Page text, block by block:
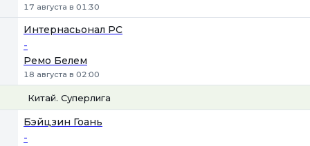
17 августа в 01:30
Интернасьонал РС
-
Ремо Белем
18 августа в 02:00
Китай. Суперлига
Бэйцзин Гоань
-